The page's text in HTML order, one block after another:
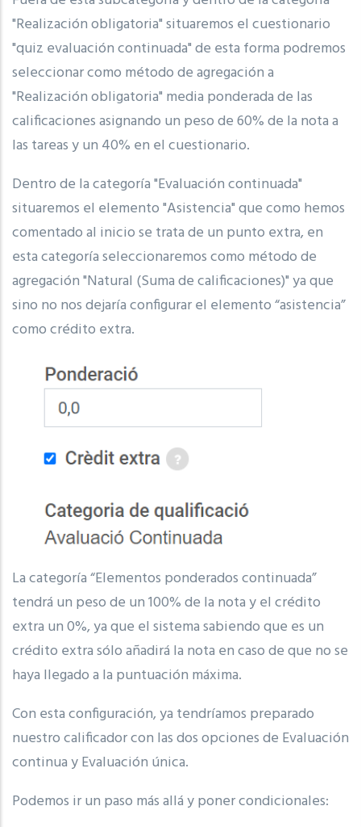
"Realización obligatoria" situaremos el cuestionario
"quiz evaluación continuada" de esta forma podremos
seleccionar como método de agregación a
"Realización obligatoria" media ponderada de las
calificaciones asignando un peso de 60% de la nota a
las tareas y un 40% en el cuestionario.
Dentro de la categoría "Evaluación continuada"
situaremos el elemento "Asistencia" que como hemos
comentado al inicio se trata de un punto extra, en
esta categoría seleccionaremos como método de
agregación "Natural (Suma de calificaciones)" ya que
sino no nos dejaría configurar el elemento “asistencia”
como crédito extra.
La categoría “Elementos ponderados continuada”
tendrá un peso de un 100% de la nota y el crédito
extra un 0%, ya que el sistema sabiendo que es un
crédito extra sólo añadirá la nota en caso de que no se
haya llegado a la puntuación máxima.
Con esta configuración, ya tendríamos preparado
nuestro calificador con las dos opciones de Evaluación
continua y Evaluación única.
Podemos ir un paso más allá y poner condicionales: